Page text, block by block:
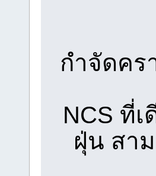
กำจัดคร
NCS ที่
ฝุ่น สา